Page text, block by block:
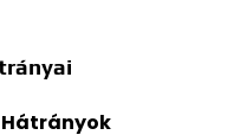
Hátrányok